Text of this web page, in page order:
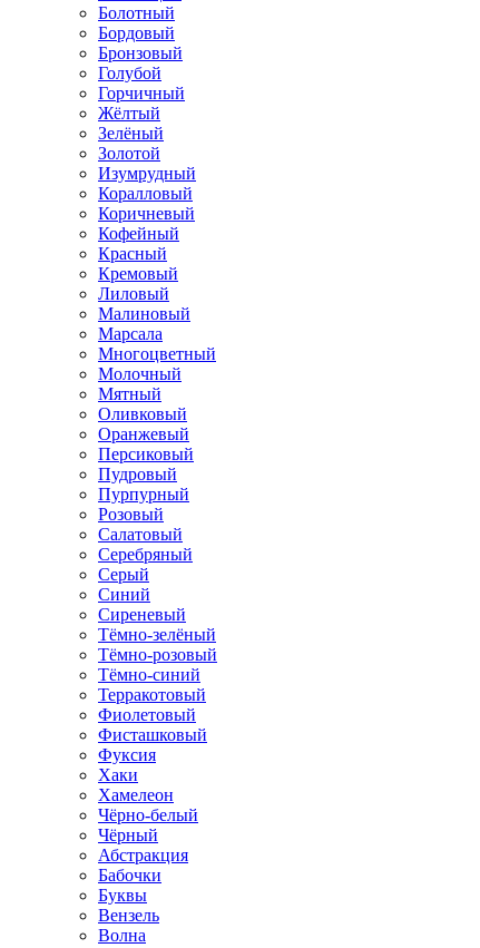
Болотный
Бордовый
Бронзовый
Голубой
Горчичный
Жёлтый
Зелёный
Золотой
Изумрудный
Коралловый
Коричневый
Кофейный
Красный
Кремовый
Лиловый
Малиновый
Марсала
Многоцветный
Молочный
Мятный
Оливковый
Оранжевый
Персиковый
Пудровый
Пурпурный
Розовый
Салатовый
Серебряный
Серый
Синий
Сиреневый
Тёмно-зелёный
Тёмно-розовый
Тёмно-синий
Терракотовый
Фиолетовый
Фисташковый
Фуксия
Хаки
Хамелеон
Чёрно-белый
Чёрный
Абстракция
Бабочки
Буквы
Вензель
Волна